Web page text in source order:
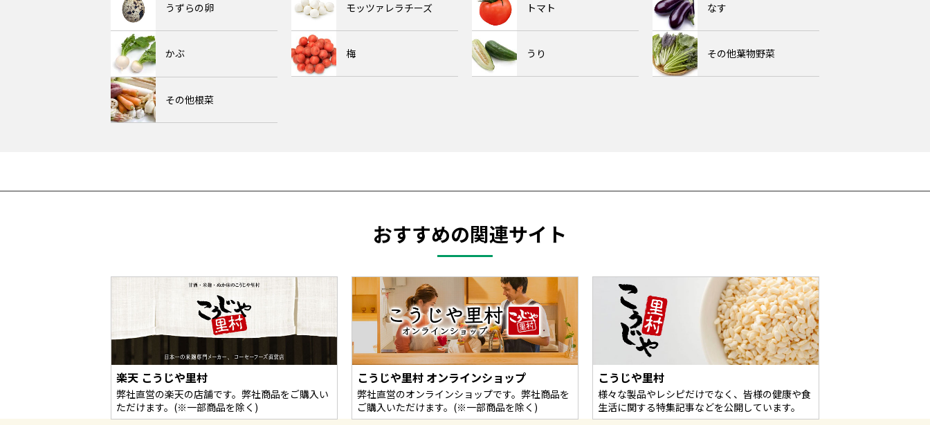
うずらの卵 モッツァレラチーズ トマト なす
かぶ 梅 うり その他葉物野菜
その他根菜
おすすめの関連サイト
楽天 こうじや里村
弊社直営の楽天の店舗です。弊社商品をご購入い
ただけます。(※一部商品を除く)
こうじや里村 オンラインショップ
弊社直営のオンラインショップです。弊社商品を
ご購入いただけます。(※一部商品を除く)
こうじや里村
様々な製品やレシピだけでなく、皆様の健康や食
生活に関する特集記事などを公開しています。